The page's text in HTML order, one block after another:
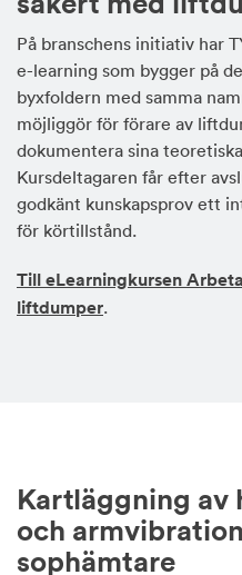
På branschens initiativ har
e-learning som bygger på
byxfoldern med samma
möjliggör för förare av
dokumentera sina
Kursdeltagaren får efter
godkänt kunskapsprov ett
för körtillstånd.
Till eLearningkursen
liftdumper.
Kartläggning av
och
sophämtare